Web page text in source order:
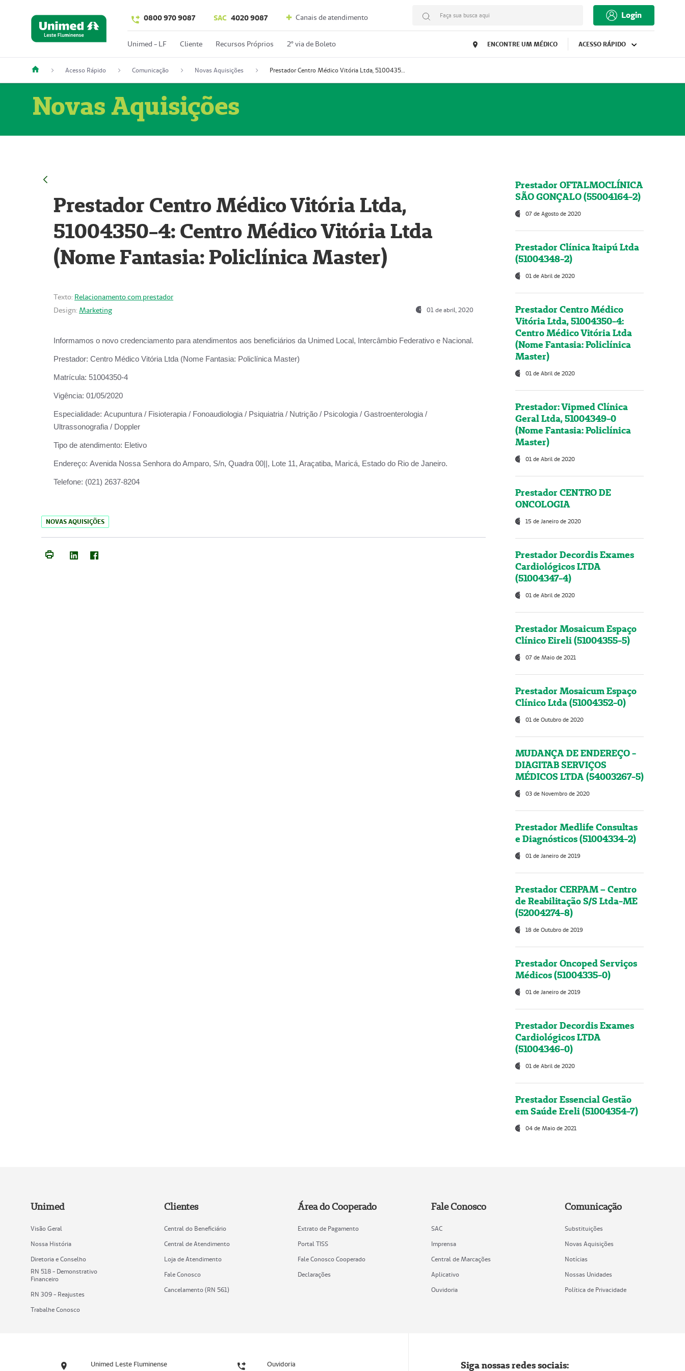
0800 970 9087 SAC 4020 9087 Canais de atendimento Faça sua busca aqui Login
Unimed - LF Cliente Recursos Próprios 2º via de Boleto ENCONTRE UM MÉDICO ACESSO RÁPIDO
Acesso Rápido Comunicação Novas Aquisições Prestador Centro Médico Vitória Ltda, 51004350-4: Centro Médico Vitória Ltda (Nome Fantasia: Policlínica Master)
Novas Aquisições
Prestador Centro Médico Vitória Ltda,
51004350-4: Centro Médico Vitória Ltda
(Nome Fantasia: Policlínica Master)
Texto: Relacionamento com prestador
Design: Marketing 01 de abril, 2020
Informamos o novo credenciamento para atendimentos aos beneficiários da Unimed Local, Intercâmbio Federativo e Nacional.
Prestador: Centro Médico Vitória Ltda (Nome Fantasia: Policlínica Master)
Matrícula: 51004350-4
Vigência: 01/05/2020
Especialidade: Acupuntura / Fisioterapia / Fonoaudiologia / Psiquiatria / Nutrição / Psicologia / Gastroenterologia /
Ultrassonografia / Doppler
Tipo de atendimento: Eletivo
Endereço: Avenida Nossa Senhora do Amparo, S/n, Quadra 00||, Lote 11, Araçatiba, Maricá, Estado do Rio de Janeiro.
Telefone: (021) 2637-8204
NOVAS AQUISIÇÕES
Prestador OFTALMOCLÍNICA
SÃO GONÇALO (55004164-2)
07 de Agosto de 2020
Prestador Clínica Itaipú Ltda
(51004348-2)
01 de Abril de 2020
Prestador Centro Médico
Vitória Ltda, 51004350-4:
Centro Médico Vitória Ltda
(Nome Fantasia: Policlínica
Master)
01 de Abril de 2020
Prestador: Vipmed Clínica
Geral Ltda, 51004349-0
(Nome Fantasia: Policlínica
Master)
01 de Abril de 2020
Prestador CENTRO DE
ONCOLOGIA
15 de Janeiro de 2020
Prestador Decordis Exames
Cardiológicos LTDA
(51004347-4)
01 de Abril de 2020
Prestador Mosaicum Espaço
Clínico Eireli (51004355-5)
07 de Maio de 2021
Prestador Mosaicum Espaço
Clínico Ltda (51004352-0)
01 de Outubro de 2020
MUDANÇA DE ENDEREÇO -
DIAGITAB SERVIÇOS
MÉDICOS LTDA (54003267-5)
03 de Novembro de 2020
Prestador Medlife Consultas
e Diagnósticos (51004334-2)
01 de Janeiro de 2019
Prestador CERPAM – Centro
de Reabilitação S/S Ltda-ME
(52004274-8)
18 de Outubro de 2019
Prestador Oncoped Serviços
Médicos (51004335-0)
01 de Janeiro de 2019
Prestador Decordis Exames
Cardiológicos LTDA
(51004346-0)
01 de Abril de 2020
Prestador Essencial Gestão
em Saúde Ereli (51004354-7)
04 de Maio de 2021
Unimed
Visão Geral
Nossa História
Diretoria e Conselho
RN 518 - Demonstrativo
Financeiro
RN 309 - Reajustes
Trabalhe Conosco
Clientes
Central do Beneficiário
Central de Atendimento
Loja de Atendimento
Fale Conosco
Cancelamento (RN 561)
Área do Cooperado
Extrato de Pagamento
Portal TISS
Fale Conosco Cooperado
Declarações
Fale Conosco
SAC
Imprensa
Central de Marcações
Aplicativo
Ouvidoria
Comunicação
Substituições
Novas Aquisições
Notícias
Nossas Unidades
Política de Privacidade
Unimed Leste Fluminense Ouvidoria Siga nossas redes sociais: